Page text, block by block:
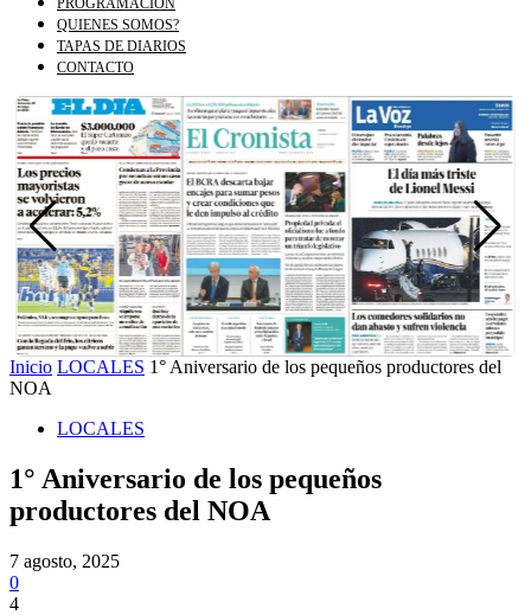
PROGRAMACIÓN
QUIENES SOMOS?
TAPAS DE DIARIOS
CONTACTO
Inicio LOCALES 1° Aniversario de los pequeños productores del
NOA
LOCALES
1° Aniversario de los pequeños
productores del NOA
7 agosto, 2025
0
4